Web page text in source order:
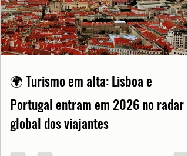
🌍 Turismo em alta: Lisboa e
Portugal entram em 2026 no radar
global dos viajantes